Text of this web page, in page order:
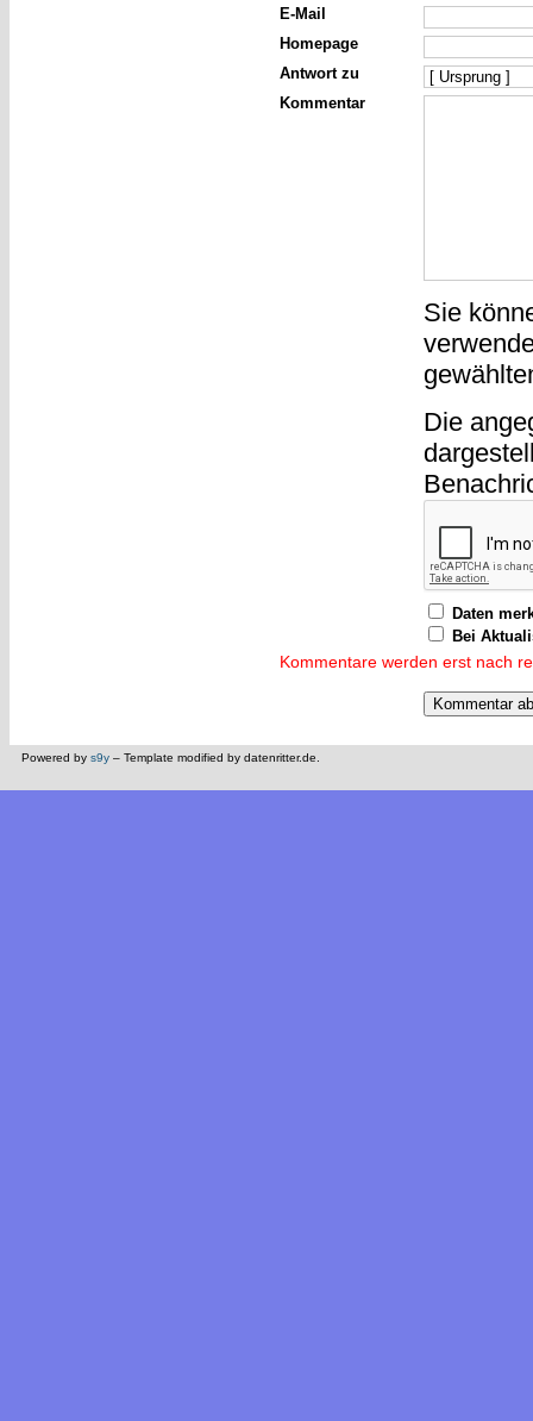
E-Mail
Homepage
Antwort zu
Kommentar
Sie
Die
Daten
Bei
Kommentare werden erst nach
Powered by s9y – Template modified by datenritter.de.